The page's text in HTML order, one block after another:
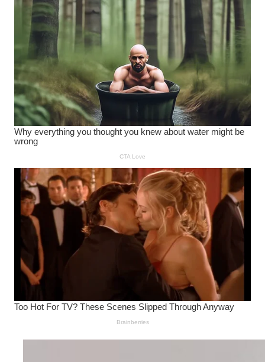
Wanita Pamer Pakaian